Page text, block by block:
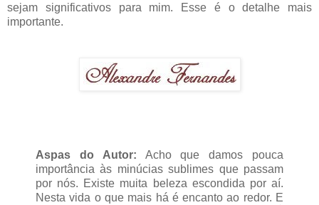
sejam significativos para mim. Esse é o detalhe mais
importante.
Aspas do Autor: Acho que damos pouca
importância às minúcias sublimes que passam
por nós. Existe muita beleza escondida por aí.
Nesta vida o que mais há é encanto ao redor. E